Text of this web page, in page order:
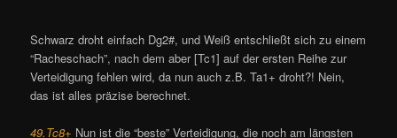
Schwarz droht einfach Dg2#, und Weiß entschließt sich zu einem
“Racheschach”, nach dem aber [Tc1] auf der ersten Reihe zur
Verteidigung fehlen wird, da nun auch z.B. Ta1+ droht?! Nein,
das ist alles präzise berechnet.
49.Tc8+ Nun ist die “beste” Verteidigung, die noch am längsten